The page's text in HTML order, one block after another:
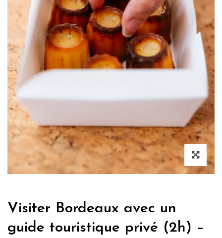
Visiter Bordeaux avec un
guide touristique privé (2h) –